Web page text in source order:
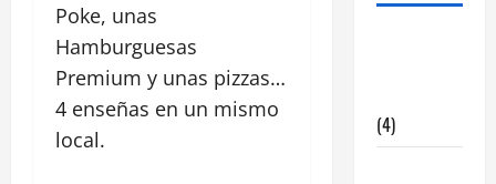
Poke, unas
Hamburguesas
Premium y unas pizzas…
4 enseñas en un mismo
local.
(4)